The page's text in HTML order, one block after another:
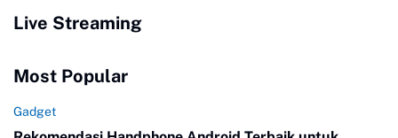
Live Streaming
Most Popular
Gadget